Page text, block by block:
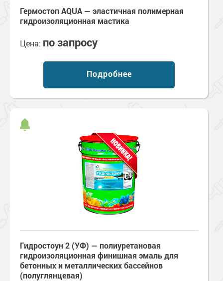
Гермостоп AQUA — эластичная полимерная
гидроизоляционная мастика
Цена: по запросу
Подробнее
Гидростоун 2 (УФ) — полиуретановая
гидроизоляционная финишная эмаль для
бетонных и металлических бассейнов
(полуглянцевая)